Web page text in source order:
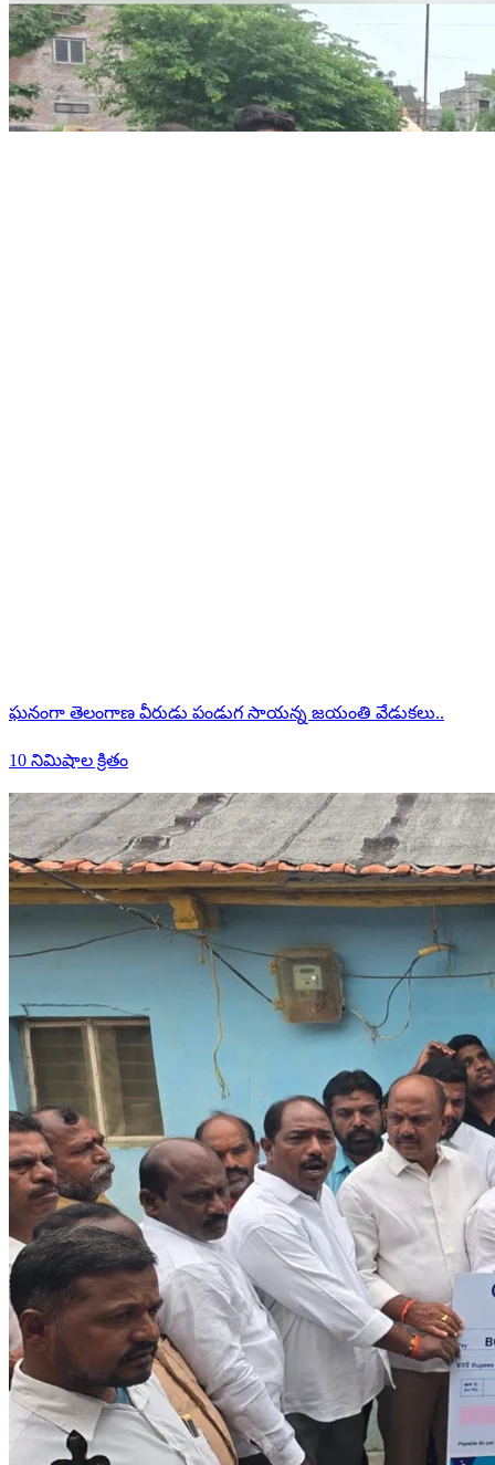
ఘనంగా తెలంగాణ వీరుడు పండుగ సాయన్న జయంతి వేడుకలు..
10 నిమిషాల క్రితం